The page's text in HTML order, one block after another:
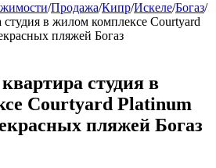
/Продажа/Кипр/Искеле/Богаз/
в жилом комплексе Courtyard
пляжей Богаз
студия в
Courtyard Platinum
пляжей Богаз